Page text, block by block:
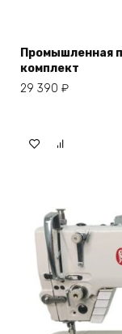
Промышленная
комплект
29 390 ₽